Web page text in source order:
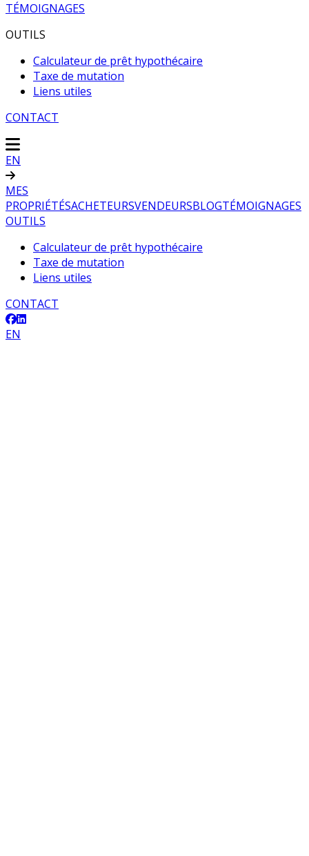
TÉMOIGNAGES
OUTILS
Calculateur de prêt hypothécaire
Taxe de mutation
Liens utiles
CONTACT
EN
MES
PROPRIÉTÉSACHETEURSVENDEURSBLOGTÉMOIGNAGES
OUTILS
Calculateur de prêt hypothécaire
Taxe de mutation
Liens utiles
CONTACT
EN